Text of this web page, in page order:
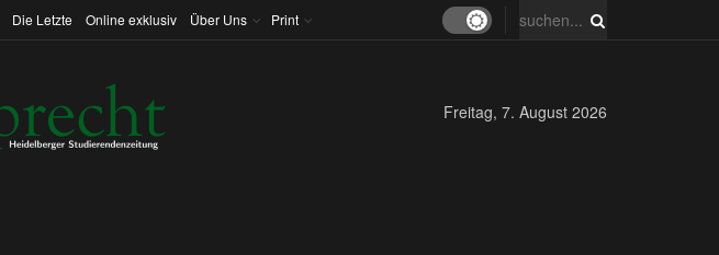
Die Letzte Online exklusiv Über Uns Print
Freitag, 7. August 2026